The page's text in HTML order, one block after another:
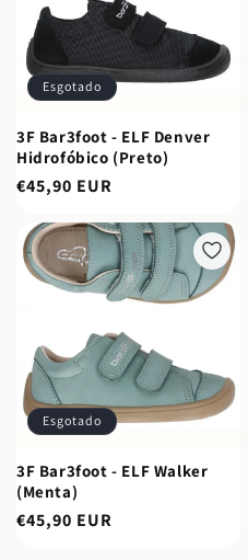
Esgotado
3F Bar3foot - ELF Denver
Hidrofóbico (Preto)
Preço
€45,90 EUR
Esgotado
3F Bar3foot - ELF Walker
(Menta)
Preço
€45,90 EUR